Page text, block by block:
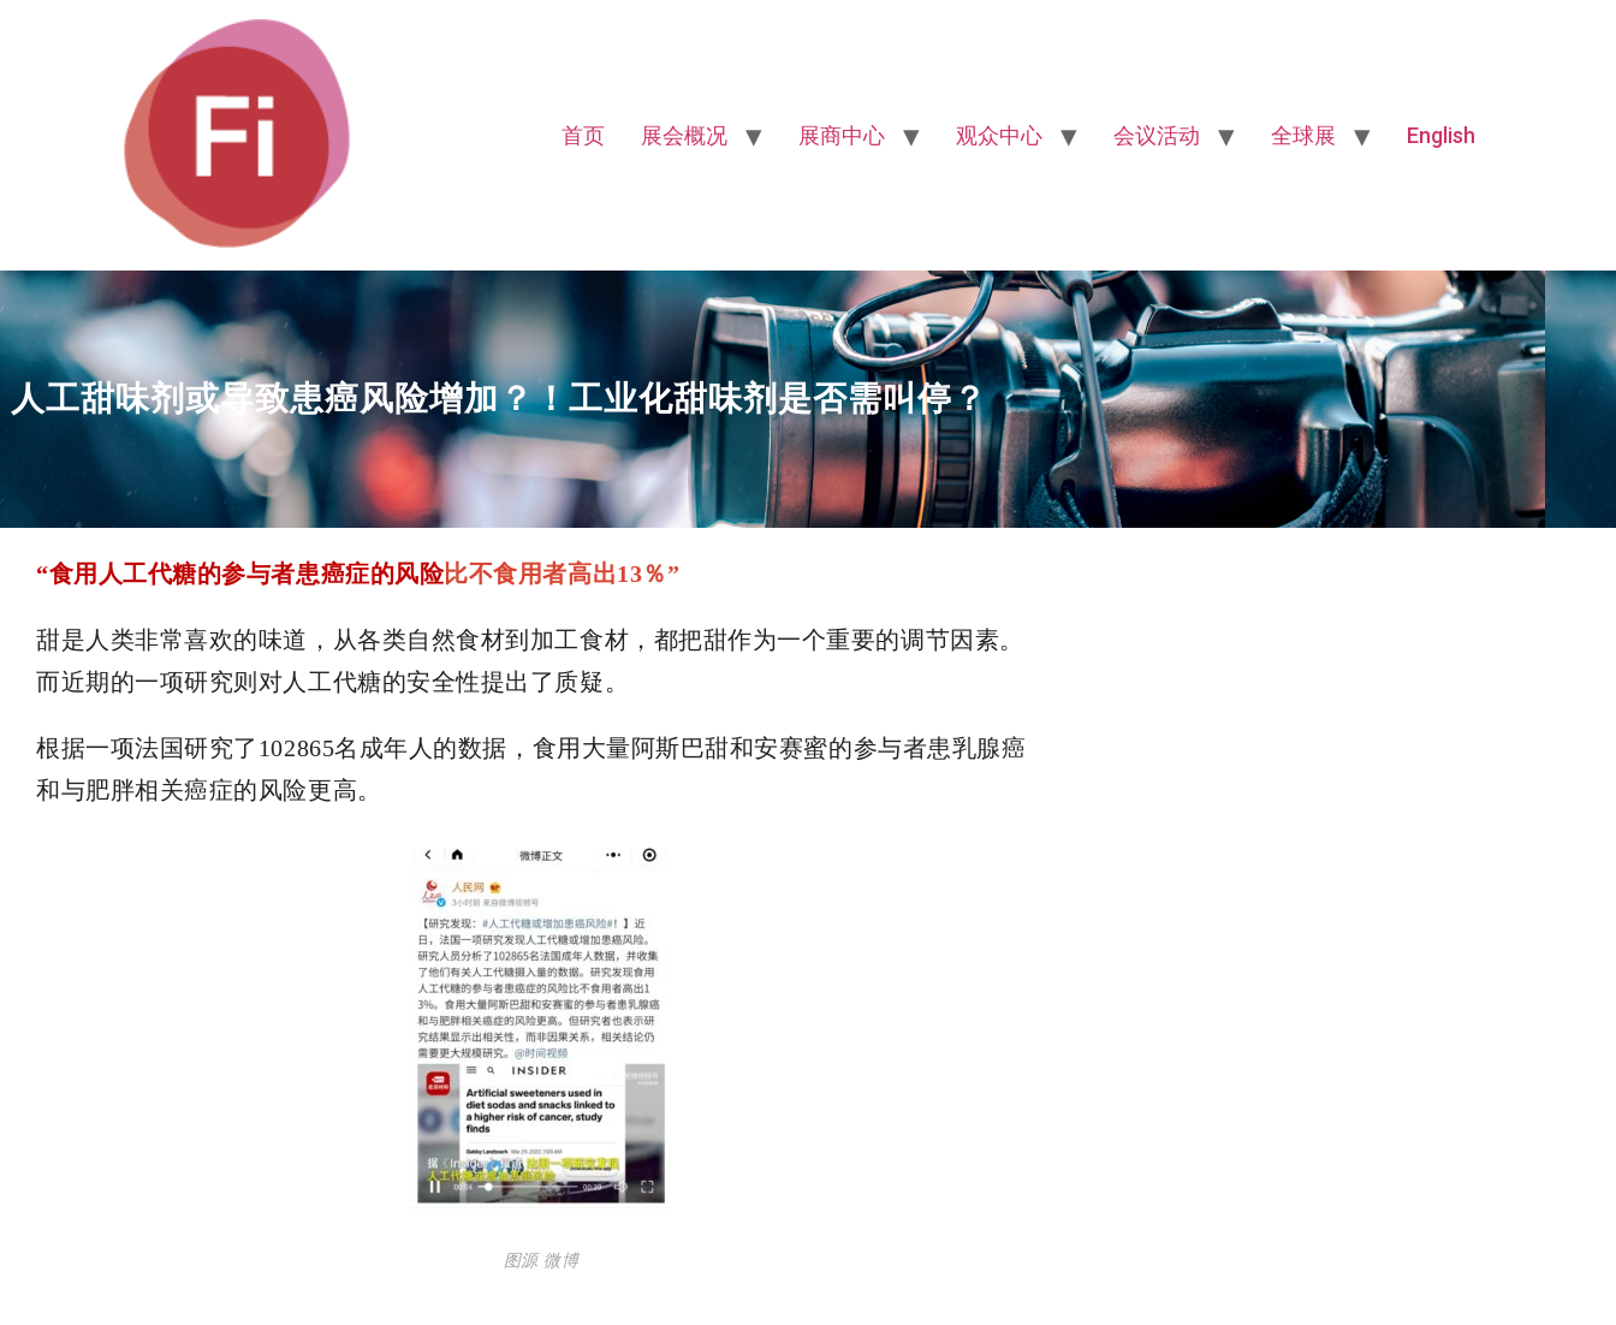
首页 展会概况 展商中心 观众中心 会议活动 全球展 English
人工甜味剂或导致患癌风险增加？！工业化甜味剂是否需叫停？
“食用人工代糖的参与者患癌症的风险比不食用者高出13％”
甜是人类非常喜欢的味道，从各类自然食材到加工食材，都把甜作为一个重要的调节因素。
而近期的一项研究则对人工代糖的安全性提出了质疑。
根据一项法国研究了102865名成年人的数据，食用大量阿斯巴甜和安赛蜜的参与者患乳腺癌
和与肥胖相关癌症的风险更高。
图源 微博